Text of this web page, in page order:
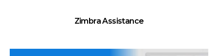
Zimbra Assistance